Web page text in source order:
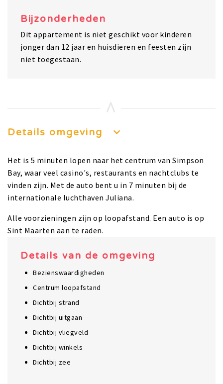
Bijzonderheden
Dit appartement is niet geschikt voor kinderen
jonger dan 12 jaar en huisdieren en feesten zijn
niet toegestaan.
Details omgeving
Het is 5 minuten lopen naar het centrum van Simpson
Bay, waar veel casino's, restaurants en nachtclubs te
vinden zijn. Met de auto bent u in 7 minuten bij de
internationale luchthaven Juliana.
Alle voorzieningen zijn op loopafstand. Een auto is op
Sint Maarten aan te raden.
Details van de omgeving
Bezienswaardigheden
Centrum loopafstand
Dichtbij strand
Dichtbij uitgaan
Dichtbij vliegveld
Dichtbij winkels
Dichtbij zee